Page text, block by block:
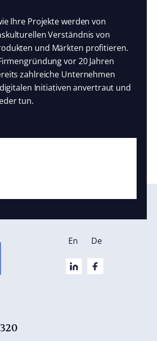
Ihre Projekte werden von
Verständnis von
und Märkten profitieren.
vor 20 Jahren
zahlreiche Unternehmen
Initiativen anvertraut und
tun.
En De